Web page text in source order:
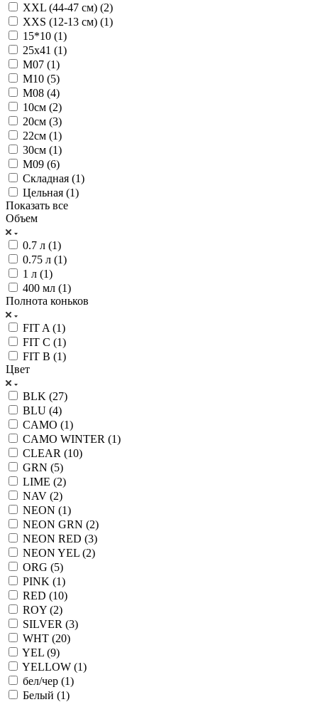
XXL (44-47 см) (2)
XXS (12-13 см) (1)
15*10 (1)
25х41 (1)
M07 (1)
M10 (5)
M08 (4)
10см (2)
20см (3)
22см (1)
30см (1)
M09 (6)
Складная (1)
Цельная (1)
Показать все
Объем
0.7 л (1)
0.75 л (1)
1 л (1)
400 мл (1)
Полнота коньков
FIT A (1)
FIT C (1)
FIT B (1)
Цвет
BLK (27)
BLU (4)
CAMO (1)
CAMO WINTER (1)
CLEAR (10)
GRN (5)
LIME (2)
NAV (2)
NEON (1)
NEON GRN (2)
NEON RED (3)
NEON YEL (2)
ORG (5)
PINK (1)
RED (10)
ROY (2)
SILVER (3)
WHT (20)
YEL (9)
YELLOW (1)
бел/чер (1)
Белый (1)